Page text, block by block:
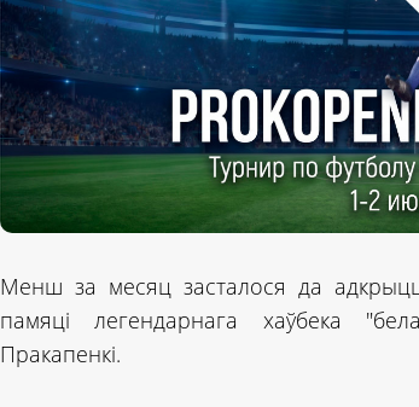
Менш за месяц засталося да
памяці легендарнага хаўбека
Пракапенкі.